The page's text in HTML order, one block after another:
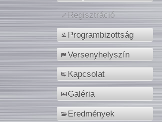
Regisztráció
Programbizottság
Versenyhelyszín
Kapcsolat
Galéria
Eredmények